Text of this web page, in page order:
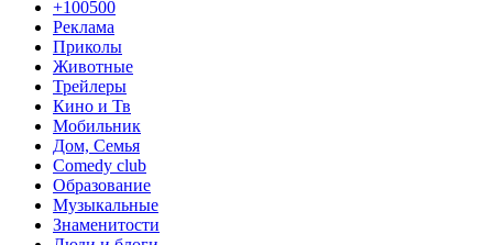
+100500
Реклама
Приколы
Животные
Трейлеры
Кино и Тв
Мобильник
Дом, Семья
Comedy club
Образование
Музыкальные
Знаменитости